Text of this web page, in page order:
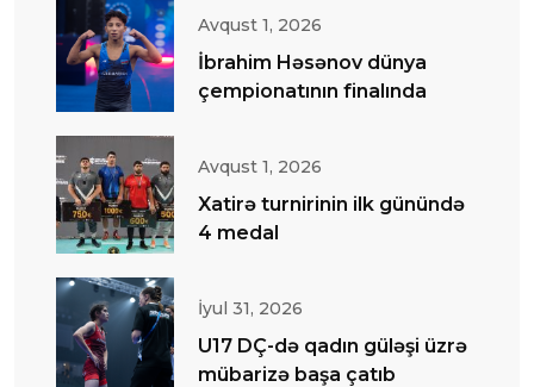
Avqust 1, 2026
İbrahim Həsənov dünya
çempionatının finalında
Avqust 1, 2026
Xatirə turnirinin ilk günündə
4 medal
İyul 31, 2026
U17 DÇ-də qadın güləşi üzrə
mübarizə başa çatıb